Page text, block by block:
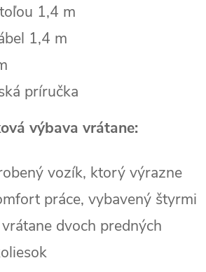
1,4 m
1,4 m
príručka
výbava vrátane:
vozík, ktorý výrazne
práce, vybavený štyrmi
dvoch predných